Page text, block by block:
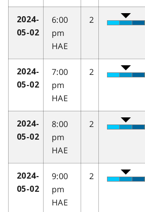
2024-
05-02
6:00
pm
HAE
2
2024-
05-02
7:00
pm
HAE
2
2024-
05-02
8:00
pm
HAE
2
2024-
05-02
9:00
pm
HAE
2